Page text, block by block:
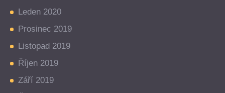
Leden 2020
Prosinec 2019
Listopad 2019
Říjen 2019
Září 2019